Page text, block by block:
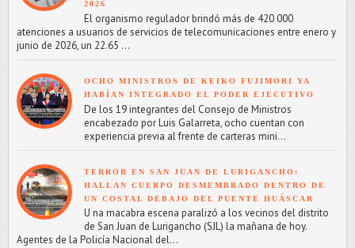
2026
El organismo regulador brindó más de 420 000
atenciones a usuarios de servicios de telecomunicaciones entre enero y
junio de 2026, un 22.65 ...
OCHO MINISTROS DE KEIKO FUJIMORI YA
HABÍAN INTEGRADO EL PODER EJECUTIVO
De los 19 integrantes del Consejo de Ministros
encabezado por Luis Galarreta, ocho cuentan con
experiencia previa al frente de carteras mini...
TERROR EN SAN JUAN DE LURIGANCHO:
HALLAN CUERPO DESMEMBRADO DENTRO DE
UN COSTAL DEBAJO DEL PUENTE HUÁSCAR
U na macabra escena paralizó a los vecinos del distrito
de San Juan de Lurigancho (SJL) la mañana de hoy.
Agentes de la Policía Nacional del...